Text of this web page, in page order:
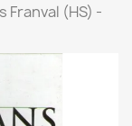
Franval (HS) -